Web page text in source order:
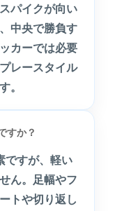
パイクが向い
中央で勝負す
カーでは必要
レースタイル
。
すか？
ですが、軽い
ん。足幅やフ
トや切り返し